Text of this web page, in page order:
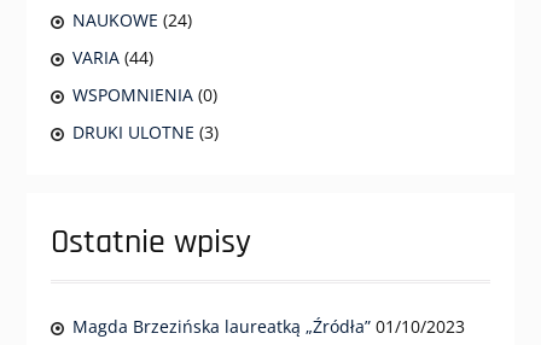
NAUKOWE (24)
VARIA (44)
WSPOMNIENIA (0)
DRUKI ULOTNE (3)
Ostatnie wpisy
Magda Brzezińska laureatką „Źródła” 01/10/2023